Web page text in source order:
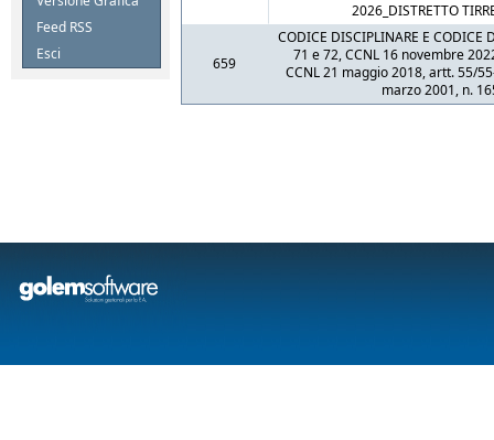
Feed RSS
Esci
2026_DISTRETTO
659
CODICE DISCIPLINARE E CODICE
71 e 72, CCNL 16 novembre
CCNL 21 maggio 2018, artt. 55/
marzo 2001, n.